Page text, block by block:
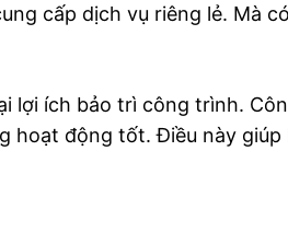
cấp dịch vụ riêng lẻ. Mà
lợi ích bảo trì công trình.
động tốt. Điều này